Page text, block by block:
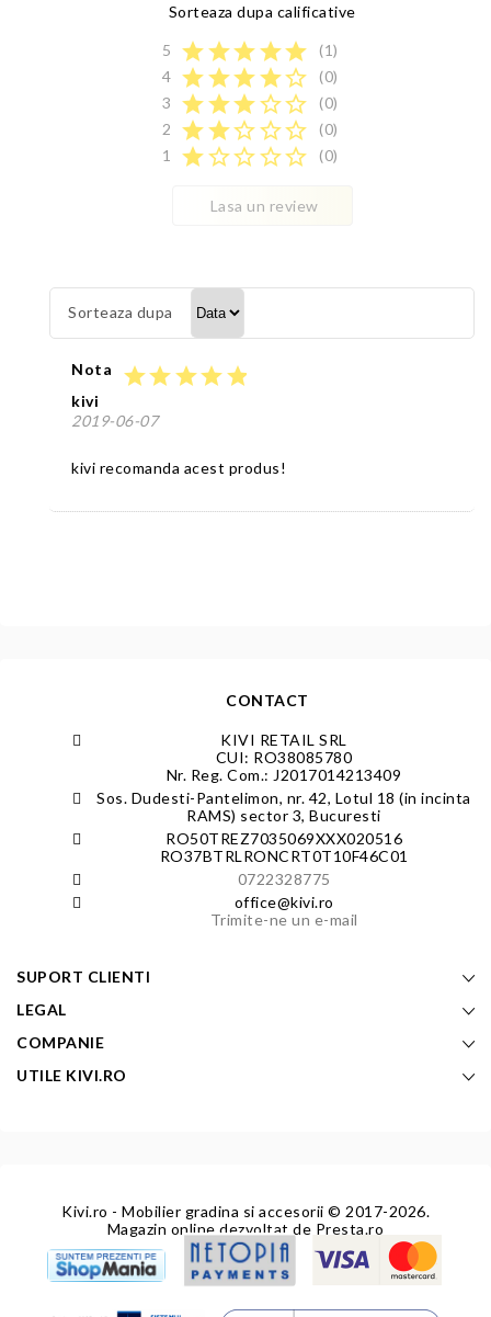
Sorteaza dupa calificative
5 starstarstarstarstar
(1)
4 starstarstarstarstar_border
(0)
3
starstarstarstar_borderstar_border
(0)
2
starstarstar_borderstar_borderstar_border
(0)
1
starstar_borderstar_borderstar_borderstar_border (0)
Lasa un review
Sorteaza dupa
Nota starstarstarstarstar
kivi
2019-06-07
kivi recomanda acest produs!
CONTACT
KIVI RETAIL SRL
CUI: RO38085780
Nr. Reg. Com.: J2017014213409
Sos. Dudesti-Pantelimon, nr. 42, Lotul 18 (in incinta
RAMS) sector 3, Bucuresti
RO50TREZ7035069XXX020516
RO37BTRLRONCRT0T10F46C01
0722328775
office@kivi.ro
Trimite-ne un e-mail
SUPORT CLIENTI
LEGAL
COMPANIE
UTILE KIVI.RO
Kivi.ro - Mobilier gradina si accesorii © 2017-2026.
Magazin online dezvoltat de Presta.ro